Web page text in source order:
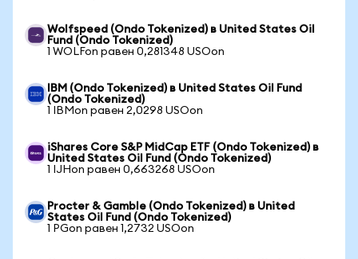
Wolfspeed (Ondo Tokenized) в United States Oil
Fund (Ondo Tokenized)
1 WOLFon равен 0,281348 USOon
IBM (Ondo Tokenized) в United States Oil Fund
(Ondo Tokenized)
1 IBMon равен 2,0298 USOon
iShares Core S&P MidCap ETF (Ondo Tokenized) в
United States Oil Fund (Ondo Tokenized)
1 IJHon равен 0,663268 USOon
Procter & Gamble (Ondo Tokenized) в United
States Oil Fund (Ondo Tokenized)
1 PGon равен 1,2732 USOon